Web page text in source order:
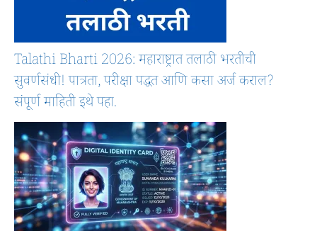
Talathi Bharti 2026: महाराष्ट्रात तलाठी भरतीची
सुवर्णसंधी! पात्रता, परीक्षा पद्धत आणि कसा अर्ज कराल?
संपूर्ण माहिती इथे पहा.